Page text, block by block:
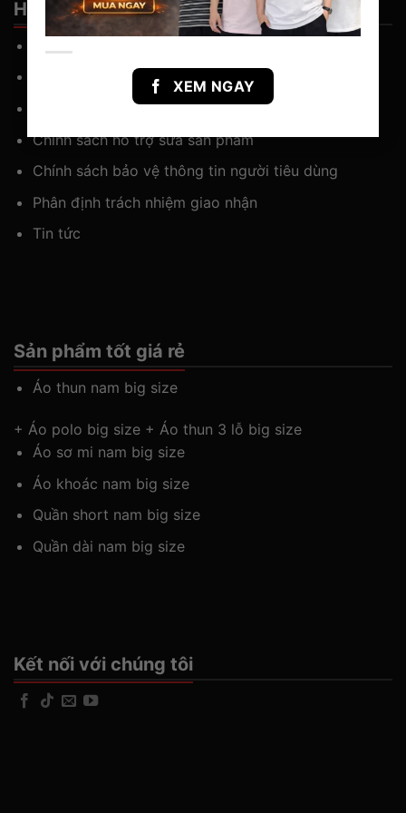
XEM NGAY
Hỗ Trợ khách hàng
Chính sách kiểm hàng
Chính sách đổi trả hàng hóa
Chính sách hỗ trợ sửa sản phẩm
Chính sách bảo vệ thông tin người tiêu dùng
Phân định trách nhiệm giao nhận
Tin tức
Sản phẩm tốt giá rẻ
Áo thun nam big size
+ Áo polo big size + Áo thun 3 lỗ big size
Áo sơ mi nam big size
Áo khoác nam big size
Quần short nam big size
Quần dài nam big size
Kết nối với chúng tôi